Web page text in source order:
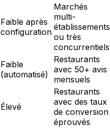
Faible après
configuration
Marchés
multi-
établissements
ou très
concurrentiels
Faible
(automatisé)
Restaurants
avec 50+ avis
mensuels
Élevé
Restaurants
avec des taux
de conversion
éprouvés